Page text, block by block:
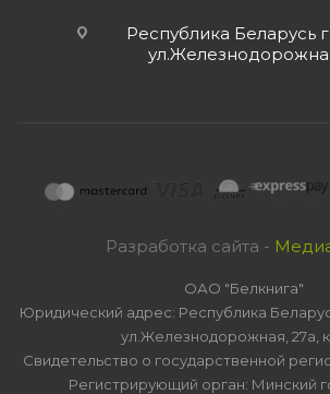
Республика Беларусь
Разработка сайта -
ОАО "Белкнига"
Юридический адрес: Республика
ул.Железнодорожная, 27а,
Свидетельство о государственной
Регистрирующий орган: Минский